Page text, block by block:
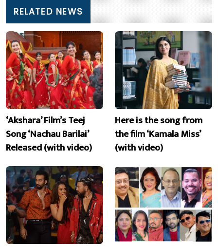
RELATED NEWS
‘Akshara’ Film’s Teej
Song ‘Nachau Barilai’
Released (with video)
Here is the song from
the film ‘Kamala Miss’
(with video)